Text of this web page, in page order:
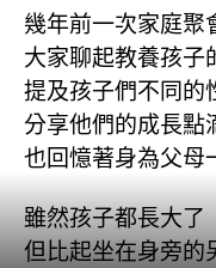
幾年前一次家庭聚
大家聊起教養孩子
提及孩子們不同的
分享他們的成長點
也回憶著身為父母
雖然孩子都長大了
但比起坐在身旁的